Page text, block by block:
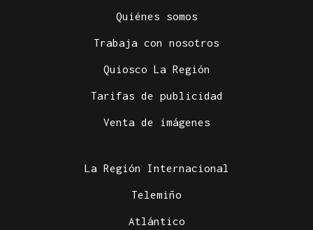
Quiénes somos
Trabaja con nosotros
Quiosco La Región
Tarifas de publicidad
Venta de imágenes
La Región Internacional
Telemiño
Atlántico